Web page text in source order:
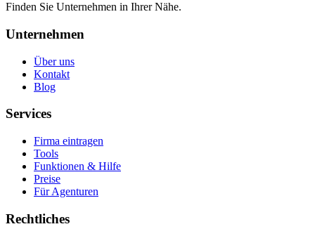
Finden Sie Unternehmen in Ihrer Nähe.
Unternehmen
Über uns
Kontakt
Blog
Services
Firma eintragen
Tools
Funktionen & Hilfe
Preise
Für Agenturen
Rechtliches